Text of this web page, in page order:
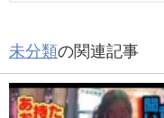
未分類の関連記事